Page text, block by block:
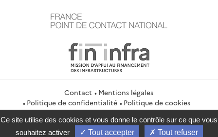
Contact
Mentions légales
Politique de confidentialité
Politique de cookies
Gestion des cookies
Flux RSS
service-public.gouv.fr
legifrance.gouv.fr
info.gouv.fr
Ce site utilise des cookies et vous donne le contrôle sur ce que vous
souhaitez activer
Tout accepter Tout refuser